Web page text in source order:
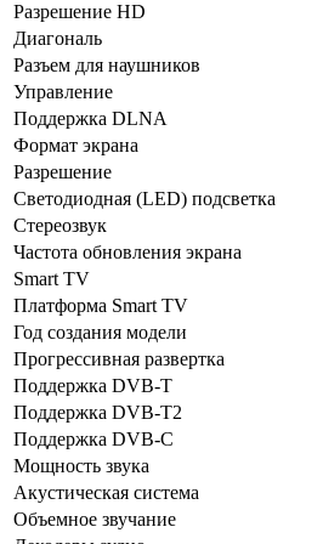
Разрешение HD
Диагональ
Разъем для наушников
Управление
Поддержка DLNA
Формат экрана
Разрешение
Светодиодная (LED) подсветка
Стереозвук
Частота обновления экрана
Smart TV
Платформа Smart TV
Год создания модели
Прогрессивная развертка
Поддержка DVB-T
Поддержка DVB-T2
Поддержка DVB-C
Мощность звука
Акустическая система
Объемное звучание